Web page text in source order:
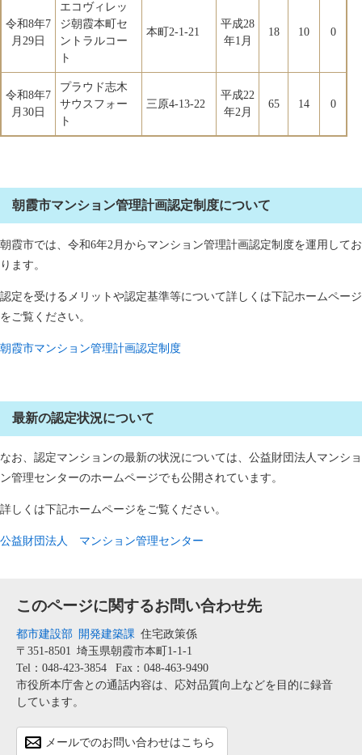
令和8年7
月29日
エコヴィレッ
ジ朝霞本町セ
ントラルコー
ト
本町2-1-21
平成28
年1月
18 10 0
令和8年7
月30日
プラウド志木
サウスフォー
ト
三原4-13-22
平成22
年2月
65 14 0
朝霞市マンション管理計画認定制度について
朝霞市では、令和6年2月からマンション管理計画認定制度を運用してお
ります。
認定を受けるメリットや認定基準等について詳しくは下記ホームページ
をご覧ください。
朝霞市マンション管理計画認定制度
最新の認定状況について
なお、認定マンションの最新の状況については、公益財団法人マンショ
ン管理センターのホームページでも公開されています。
詳しくは下記ホームページをご覧ください。
公益財団法人 マンション管理センター
このページに関するお問い合わせ先
都市建設部 開発建築課 住宅政策係
〒351-8501
埼玉県朝霞市本町1-1-1
Tel：048-423-3854
Fax：048-463-9490
市役所本庁舎との通話内容は、応対品質向上などを目的に録音
しています。
メールでのお問い合わせはこちら